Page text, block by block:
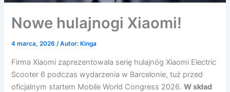
Nowe hulajnogi Xiaomi!
4 marca, 2026/ Autor: Kinga
Firma Xiaomi zaprezentowała serię hulajnóg Xiaomi Electric
Scooter 6 podczas wydarzenia w Barcelonie, tuż przed
oficjalnym startem Mobile World Congress 2026.W skład